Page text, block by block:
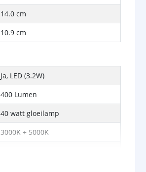
14.0 cm
10.9 cm
Ja, LED (3.2W)
400 Lumen
40 watt gloeilamp
3000K + 5000K